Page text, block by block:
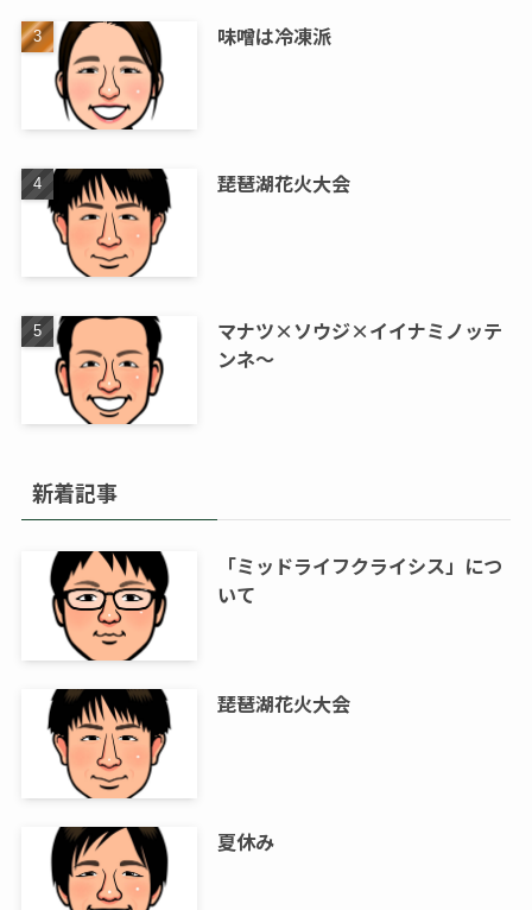
味噌は冷凍派
琵琶湖花火大会
マナツ×ソウジ×イイナミノッテ
ンネ～
新着記事
「ミッドライフクライシス」につ
いて
琵琶湖花火大会
夏休み